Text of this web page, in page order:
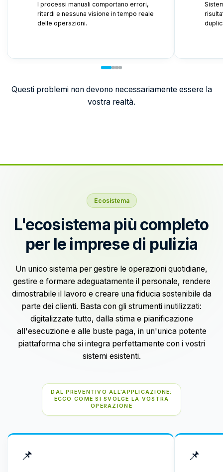
I processi manuali comportano errori,
ritardi e nessuna visione in tempo reale
delle operazioni.
Questi problemi non devono necessariamente essere la
vostra realtà.
Ecosistema
L'ecosistema più completo
per le imprese di pulizia
Un unico sistema per gestire le operazioni quotidiane,
gestire e formare adeguatamente il personale, rendere
dimostrabile il lavoro e creare una fiducia sostenibile da
parte dei clienti. Basta con gli strumenti inutilizzati:
digitalizzate tutto, dalla stima e pianificazione
all'esecuzione e alle buste paga, in un'unica potente
piattaforma che si integra perfettamente con i vostri
sistemi esistenti.
DAL PREVENTIVO ALL'APPLICAZIONE:
ECCO COME SI SVOLGE LA VOSTRA
OPERAZIONE
📌 📌